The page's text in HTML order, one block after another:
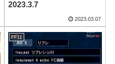
2023.3.7
2023.03.07
FF11